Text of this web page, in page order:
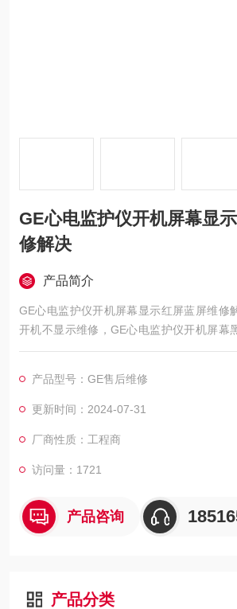
GE心电监护仪开机屏幕显示
修解决
产品简介
GE心电监护仪开机屏幕显示红屏蓝屏维修
开机不显示维修，GE心电监护仪开机屏幕
电监护仪开机屏幕显示白屏/花屏维修，
显示的呼吸波行弱/呼吸信号弱维修，GE心
线漂移/漂触显示屏区域维修，GE心电监
产品型号：GE售后维修
更新时间：2024-07-31
厂商性质：工程商
访问量：1721
产品咨询
产品分类